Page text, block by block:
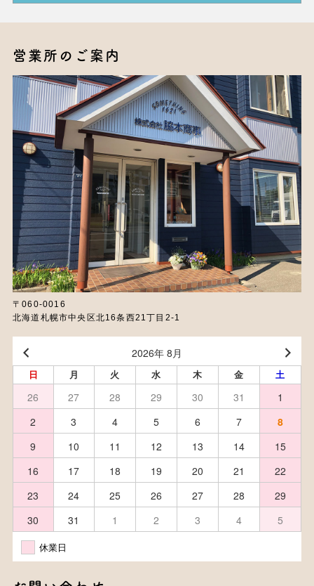
営業所のご案内
〒060-0016
北海道札幌市中央区北16条西21丁目2-1
2026年 8月
日 月 火 水 木 金 土
26 27 28 29 30 31
1
2
3 4 5 6 7
8
9
10 11 12 13 14
15
16
17 18 19 20 21
22
23
24 25 26 27 28
29
30
31 1 2 3 4 5
休業日